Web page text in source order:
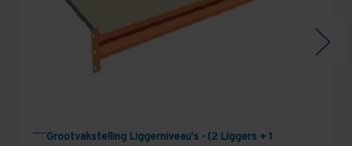
Grootvakstelling Liggerniveau's - (2 Liggers + 1